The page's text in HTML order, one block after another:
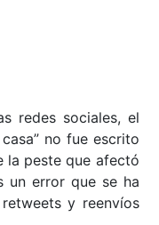
redes sociales, el
no fue escrito
la peste que afectó
un error que se ha
y reenvíos